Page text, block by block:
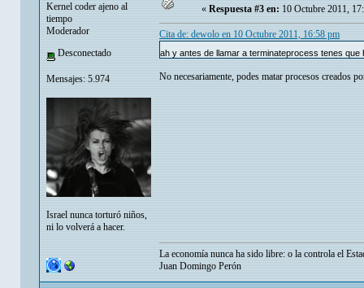
Kernel coder ajeno al
tiempo
Moderador
Desconectado
Mensajes: 5.974
Israel nunca torturó niños,
ni lo volverá a hacer.
« Respuesta #3 en: 10 Octubre 2011,
Cita de: dewolo en 10 Octubre 2011, 16:58 pm
ah y antes de llamar a terminateprocess tenes
No necesariamente, podes matar procesos creados
La economía nunca ha sido libre: o la controla el
Juan Domingo Perón